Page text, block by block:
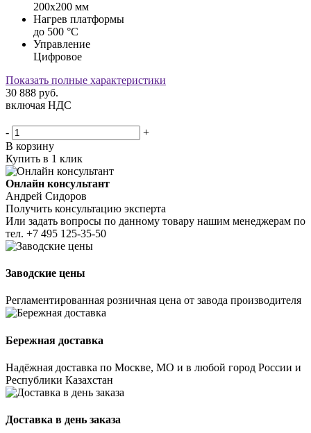
200х200 мм
Нагрев платформы
до 500 °С
Управление
Цифровое
Показать полные характеристики
30 888 руб.
включая НДС
-
+
В корзину
Купить в 1 клик
Онлайн консультант
Андрей Сидоров
Получить консультацию эксперта
Или задать вопросы по данному товару нашим менеджерам по
тел. +7 495 125-35-50
Заводские цены
Регламентированная розничная цена от завода производителя
Бережная доставка
Надёжная доставка по Москве, МО и в любой город России и
Республики Казахстан
Доставка в день заказа